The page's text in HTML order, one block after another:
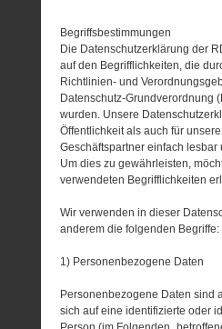
Begriffsbestimmungen
Die Datenschutzerklärung der
auf den Begrifflichkeiten, die
Richtlinien- und
Datenschutz-Grundverordnung
wurden. Unsere
Öffentlichkeit als auch für
Geschäftspartner einfach lesbar
Um dies zu gewährleisten,
verwendeten Begrifflichkeiten
Wir verwenden in dieser
anderem die folgenden Begriffe:
1) Personenbezogene Daten
Personenbezogene Daten sind
sich auf eine identifizierte oder